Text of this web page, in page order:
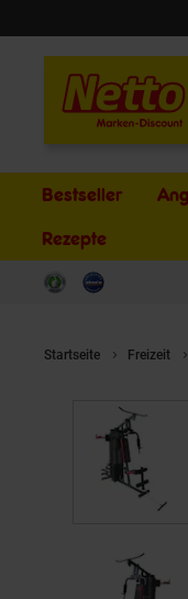
Bestseller
Rezepte
Startseite Freizeit